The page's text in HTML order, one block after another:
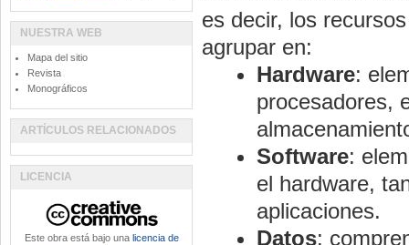
es decir, los
agrupar en:
Hardware:
procesadores,
Software:
el hardware,
aplicaciones.
Datos:
NUESTRA WEB
Mapa del sitio
Revista
Monográficos
ARTÍCULOS RELACIONADOS
LICENCIA
Este obra está bajo una licencia de